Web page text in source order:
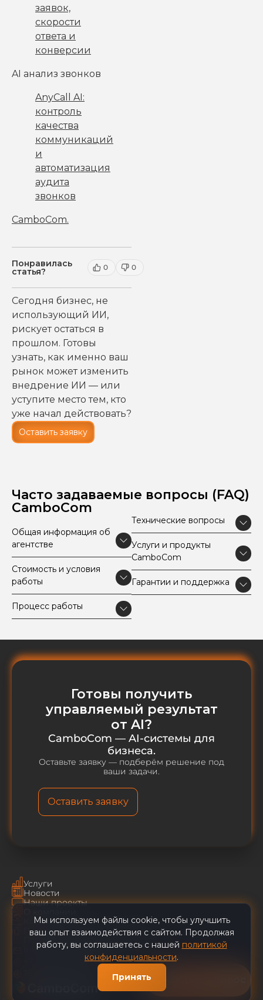
заявок,
скорости
ответа и
конверсии
AI анализ звонков
AnyCall AI:
контроль
качества
коммуникаций
и
автоматизация
аудита
звонков
CamboCom.
Понравилась
статья? 0 0
Сегодня бизнес, не
использующий ИИ,
рискует остаться в
прошлом. Готовы
узнать, как именно ваш
рынок может изменить
внедрение ИИ — или
уступите место тем, кто
уже начал действовать?
Оставить заявку
Часто задаваемые вопросы (FAQ)
CamboCom
Общая информация об
агентстве
Стоимость и условия
работы
Процесс работы
Технические вопросы
Услуги и продукты
CamboCom
Гарантии и поддержка
Готовы получить
управляемый результат
от AI?
CamboCom — AI-системы для
бизнеса.
Оставьте заявку — подберём решение под
ваши задачи.
Оставить заявку
info@cambocom.com
+7 (495) 128-49-29
Карьера
Пользовательское соглашение
Политика конфиденциальности
Услуги
Новости
Наши проекты
Мы используем файлы cookie, чтобы улучшить
ваш опыт взаимодействия с сайтом. Продолжая
работу, вы соглашаетесь с нашей политикой
конфиденциальности.
Принять